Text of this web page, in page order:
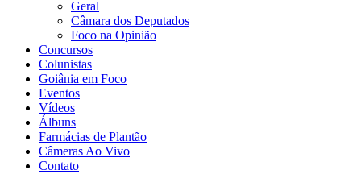
Geral
Câmara dos Deputados
Foco na Opinião
Concursos
Colunistas
Goiânia em Foco
Eventos
Vídeos
Álbuns
Farmácias de Plantão
Câmeras Ao Vivo
Contato